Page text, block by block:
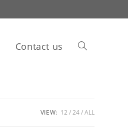
Contact us
VIEW: 12 24 ALL